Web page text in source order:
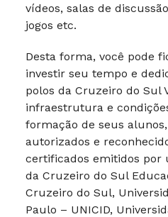
vídeos, salas de
jogos etc.
Desta forma, você pode
investir seu tempo e
polos da Cruzeiro do Sul
infraestrutura e
formação de seus
autorizados e
certificados emitidos por
da Cruzeiro do Sul
Cruzeiro do Sul,
Paulo – UNICID,